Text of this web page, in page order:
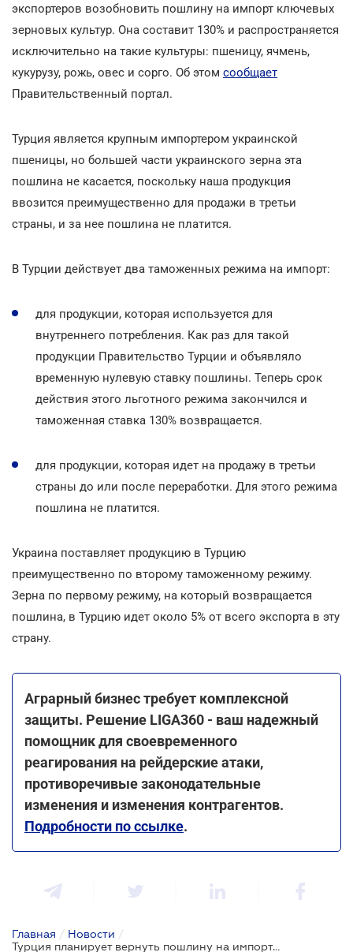
экспортеров возобновить пошлину на импорт ключевых
зерновых культур. Она составит 130% и распространяется
исключительно на такие культуры: пшеницу, ячмень,
кукурузу, рожь, овес и сорго. Об этом сообщает
Правительственный портал.
Турция является крупным импортером украинской
пшеницы, но большей части украинского зерна эта
пошлина не касается, поскольку наша продукция
ввозится преимущественно для продажи в третьи
страны, и за нее пошлина не платится.
В Турции действует два таможенных режима на импорт:
для продукции, которая используется для
внутреннего потребления. Как раз для такой
продукции Правительство Турции и объявляло
временную нулевую ставку пошлины. Теперь срок
действия этого льготного режима закончился и
таможенная ставка 130% возвращается.
для продукции, которая идет на продажу в третьи
страны до или после переработки. Для этого режима
пошлина не платится.
Украина поставляет продукцию в Турцию
преимущественно по второму таможенному режиму.
Зерна по первому режиму, на который возвращается
пошлина, в Турцию идет около 5% от всего экспорта в эту
страну.
Аграрный бизнес требует комплексной
защиты. Решение LIGA360 - ваш надежный
помощник для своевременного
реагирования на рейдерские атаки,
противоречивые законодательные
изменения и изменения контрагентов.
Подробности по ссылке.
Главная / Новости /
Турция планирует вернуть пошлину на импорт зерновых, но большинство украинской с/х продукции в дальнейшем будет следовать по ставке 0%